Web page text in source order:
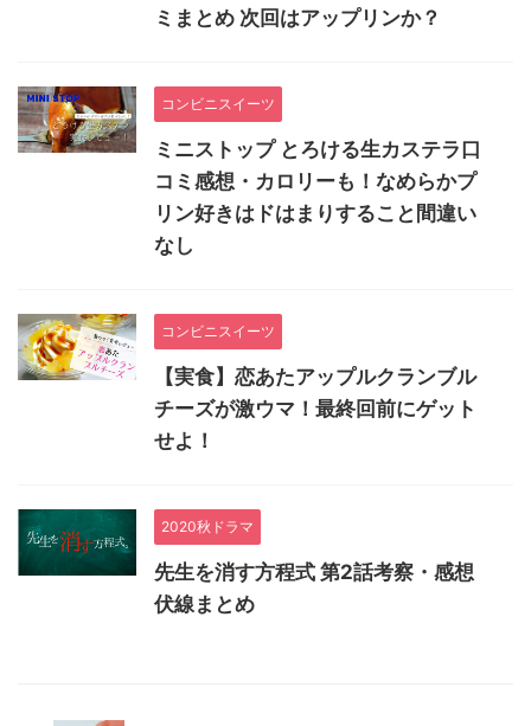
ミまとめ 次回はアップリンか？
コンビニスイーツ
ミニストップ とろける生カステラ口
コミ感想・カロリーも！なめらかプ
リン好きはドはまりすること間違い
なし
コンビニスイーツ
【実食】恋あたアップルクランブル
チーズが激ウマ！最終回前にゲット
せよ！
2020秋ドラマ
先生を消す方程式 第2話考察・感想
伏線まとめ